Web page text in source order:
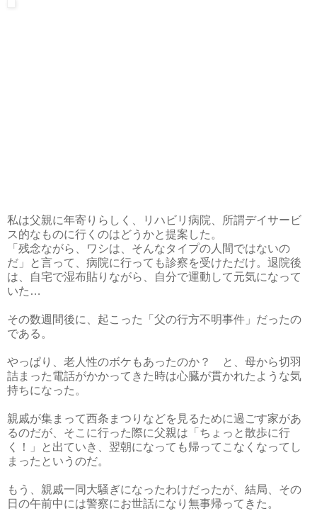
私は父親に年寄りらしく、リハビリ病院、所謂デイサービ
ス的なものに行くのはどうかと提案した。
「残念ながら、ワシは、そんなタイプの人間ではないの
だ」と言って、病院に行っても診察を受けただけ。退院後
は、自宅で湿布貼りながら、自分で運動して元気になって
いた…
その数週間後に、起こった「父の行方不明事件」だったの
である。
やっぱり、老人性のボケもあったのか？ と、母から切羽
詰まった電話がかかってきた時は心臓が貫かれたような気
持ちになった。
親戚が集まって西条まつりなどを見るために過ごす家があ
るのだが、そこに行った際に父親は「ちょっと散歩に行
く！」と出ていき、翌朝になっても帰ってこなくなってし
まったというのだ。
もう、親戚一同大騒ぎになったわけだったが、結局、その
日の午前中には警察にお世話になり無事帰ってきた。